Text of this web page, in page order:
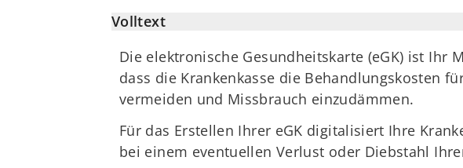
Volltext
Die elektronische Gesundheitskarte (eGK) ist Ihr
dass die Krankenkasse die Behandlungskosten
vermeiden und Missbrauch einzudämmen.
Für das Erstellen Ihrer eGK digitalisiert Ihre
bei einem eventuellen Verlust oder Diebstahl